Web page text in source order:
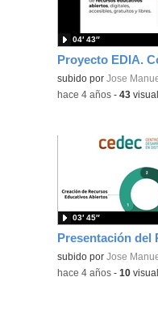
Contenido educativo.
subido por Jose
04′ 43″
-hace 4 años- 43
subido por Jose
03′ 45″
-hace 4 años- 10